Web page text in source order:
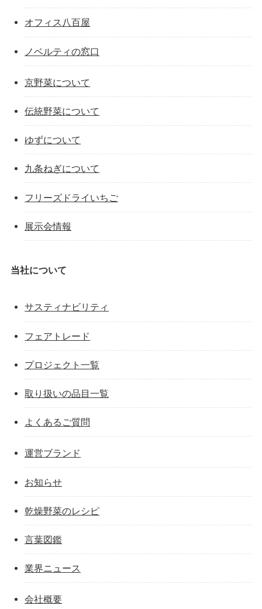
オフィス八百屋
ノベルティの窓口
京野菜について
伝統野菜について
ゆずについて
九条ねぎについて
フリーズドライいちご
展示会情報
当社について
サスティナビリティ
フェアトレード
プロジェクト一覧
取り扱いの品目一覧
よくあるご質問
運営ブランド
お知らせ
乾燥野菜のレシピ
言葉図鑑
業界ニュース
会社概要